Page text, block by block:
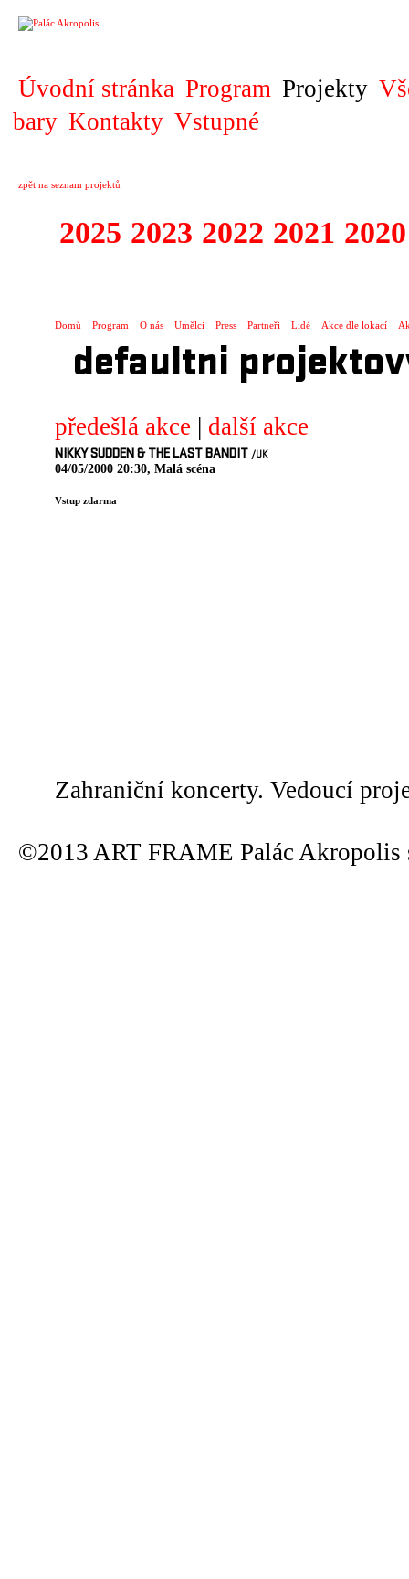
Úvodní stránka Program Projekty
bary Kontakty Vstupné
zpět na seznam projektů
2025 2023 2022 2021 2020
Domů Program O nás Umělci Press Partneři Lidé Akce dle lokací
defaultni
předešlá akce | další akce
NIKKY SUDDEN & THE LAST BANDIT /UK
04/05/2000 20:30, Malá scéna
Vstup zdarma
Zahraniční koncerty. Vedoucí
©2013 ART FRAME Palác Akropolis